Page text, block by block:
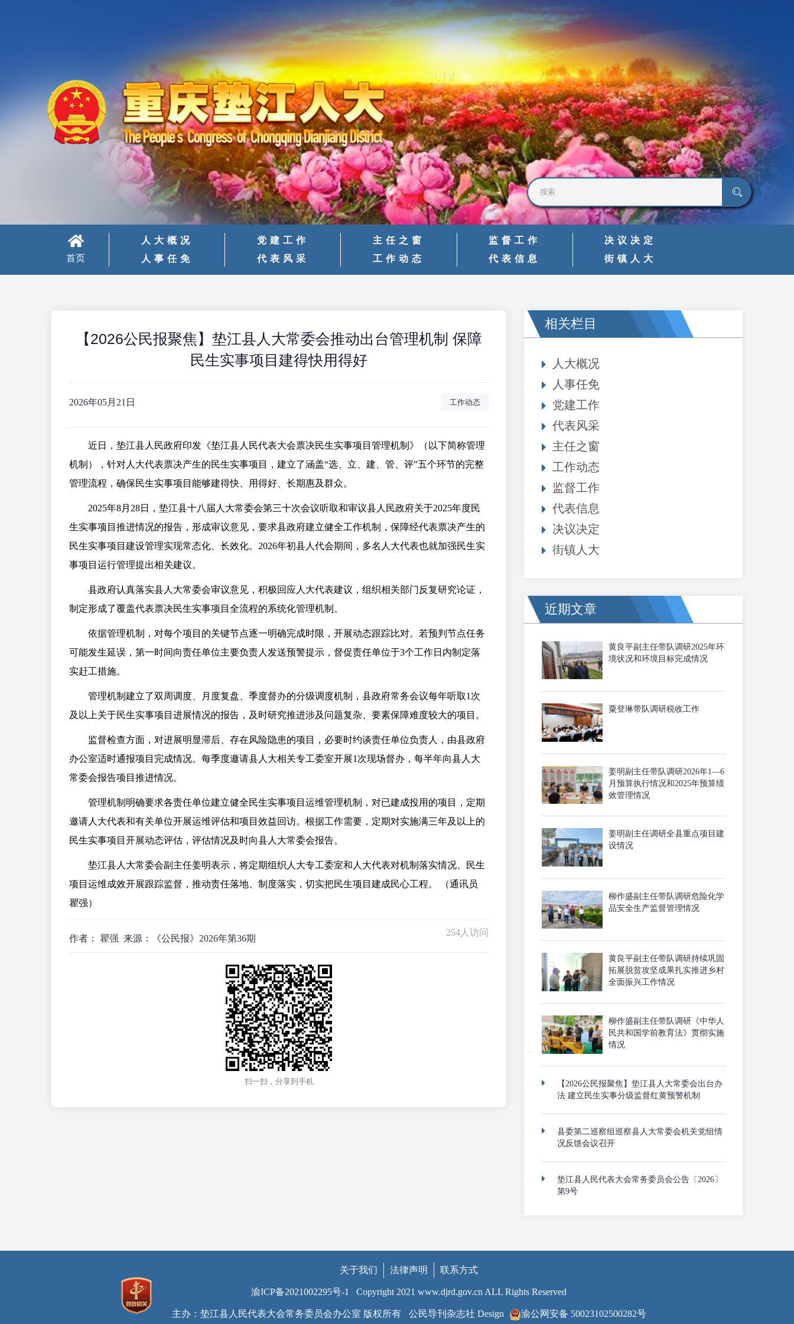
首页
人大概况
人事任免
党建工作
代表风采
主任之窗
工作动态
监督工作
代表信息
决议决定
街镇人大
【2026公民报聚焦】垫江县人大常委会推动出台管理机制 保障
民生实事项目建得快用得好
2026年05月21日 工作动态
近日，垫江县人民政府印发《垫江县人民代表大会票决民生实事项目管理机制》（以下简称管理
机制），针对人大代表票决产生的民生实事项目，建立了涵盖“选、立、建、管、评”五个环节的完整
管理流程，确保民生实事项目能够建得快、用得好、长期惠及群众。
2025年8月28日，垫江县十八届人大常委会第三十次会议听取和审议县人民政府关于2025年度民
生实事项目推进情况的报告，形成审议意见，要求县政府建立健全工作机制，保障经代表票决产生的
民生实事项目建设管理实现常态化、长效化。2026年初县人代会期间，多名人大代表也就加强民生实
事项目运行管理提出相关建议。
县政府认真落实县人大常委会审议意见，积极回应人大代表建议，组织相关部门反复研究论证，
制定形成了覆盖代表票决民生实事项目全流程的系统化管理机制。
依据管理机制，对每个项目的关键节点逐一明确完成时限，开展动态跟踪比对。若预判节点任务
可能发生延误，第一时间向责任单位主要负责人发送预警提示，督促责任单位于3个工作日内制定落
实赶工措施。
管理机制建立了双周调度、月度复盘、季度督办的分级调度机制，县政府常务会议每年听取1次
及以上关于民生实事项目进展情况的报告，及时研究推进涉及问题复杂、要素保障难度较大的项目。
监督检查方面，对进展明显滞后、存在风险隐患的项目，必要时约谈责任单位负责人，由县政府
办公室适时通报项目完成情况。每季度邀请县人大相关专工委室开展1次现场督办，每半年向县人大
常委会报告项目推进情况。
管理机制明确要求各责任单位建立健全民生实事项目运维管理机制，对已建成投用的项目，定期
邀请人大代表和有关单位开展运维评估和项目效益回访。根据工作需要，定期对实施满三年及以上的
民生实事项目开展动态评估，评估情况及时向县人大常委会报告。
垫江县人大常委会副主任姜明表示，将定期组织人大专工委室和人大代表对机制落实情况、民生
项目运维成效开展跟踪监督，推动责任落地、制度落实，切实把民生项目建成民心工程。 （通讯员
瞿强）
作者： 瞿强 来源：《公民报》2026年第36期
254人访问
扫一扫，分享到手机
相关栏目
人大概况
人事任免
党建工作
代表风采
主任之窗
工作动态
监督工作
代表信息
决议决定
街镇人大
近期文章
黄良平副主任带队调研2025年环
境状况和环境目标完成情况
粟登琳带队调研税收工作
姜明副主任带队调研2026年1—6
月预算执行情况和2025年预算绩
效管理情况
姜明副主任调研全县重点项目建
设情况
柳作盛副主任带队调研危险化学
品安全生产监督管理情况
黄良平副主任带队调研持续巩固
拓展脱贫攻坚成果扎实推进乡村
全面振兴工作情况
柳作盛副主任带队调研《中华人
民共和国学前教育法》贯彻实施
情况
【2026公民报聚焦】垫江县人大常委会出台办
法 建立民生实事分级监督红黄预警机制
县委第二巡察组巡察县人大常委会机关党组情
况反馈会议召开
垫江县人民代表大会常务委员会公告〔2026〕
第9号
关于我们 法律声明 联系方式
渝ICP备2021002295号-1 Copyright 2021 www.djrd.gov.cn ALL Rights Reserved
主办：垫江县人民代表大会常务委员会办公室 版权所有 公民导刊杂志社 Design 渝公网安备 50023102500282号